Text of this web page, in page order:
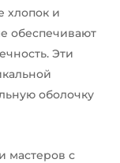
хлопок и
обеспечивают
Эти
оболочку
мастеров с